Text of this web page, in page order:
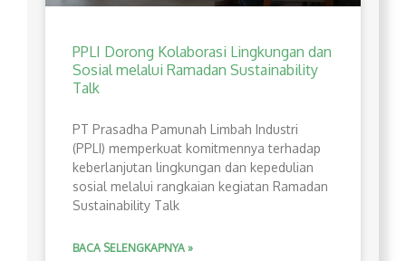
PPLI Dorong Kolaborasi Lingkungan dan
Sosial melalui Ramadan Sustainability
Talk
PT Prasadha Pamunah Limbah Industri
(PPLI) memperkuat komitmennya terhadap
keberlanjutan lingkungan dan kepedulian
sosial melalui rangkaian kegiatan Ramadan
Sustainability Talk
BACA SELENGKAPNYA »